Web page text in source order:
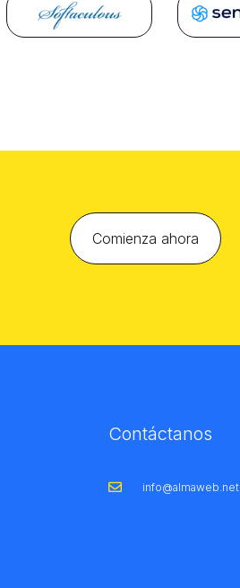
Comienza ahora
Contáctanos
info@almaweb.net